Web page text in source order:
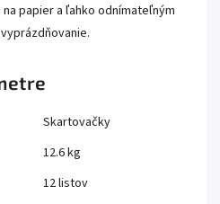
papier a ľahko odnímateľným
Skartovačky
12.6 kg
12 listov